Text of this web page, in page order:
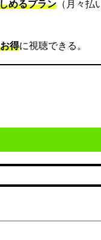
めるプラン （月々払
得に視聴できる。